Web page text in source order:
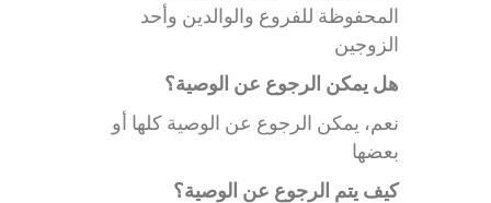
المحفوظة للفروع والوالدين وأحد
الزوجين
هل يمكن الرجوع عن الوصية؟
نعم، يمكن الرجوع عن الوصية كلها أو
بعضها
كيف يتم الرجوع عن الوصية؟